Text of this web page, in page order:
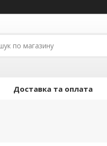
Доставка та оплата